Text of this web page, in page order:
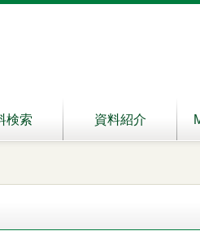
検索 資料紹介